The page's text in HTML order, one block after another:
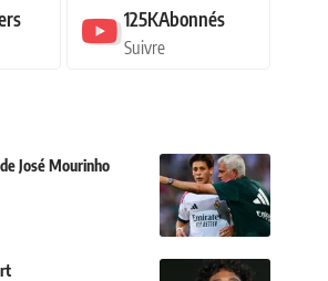
125KAbonnés
Suivre
José Mourinho